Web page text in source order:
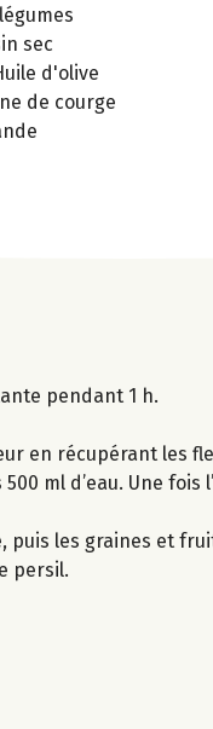
sec
d'olive
de courge
pendant 1 h.
en récupérant les
ml d’eau. Une fois
puis les graines et
persil.